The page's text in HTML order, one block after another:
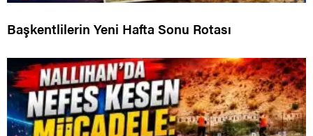
Başkentlilerin Yeni Hafta Sonu Rotası